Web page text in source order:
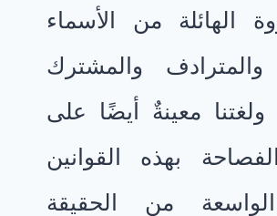
الهائلة من الأسماء
والمترادف والمشترك
ولغتنا معينةٌ أيضًا على
بهذه القوانين
الواسعة من الحقيقة